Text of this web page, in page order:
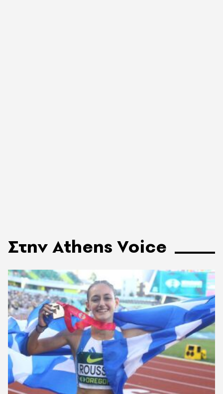
Στην Athens Voice